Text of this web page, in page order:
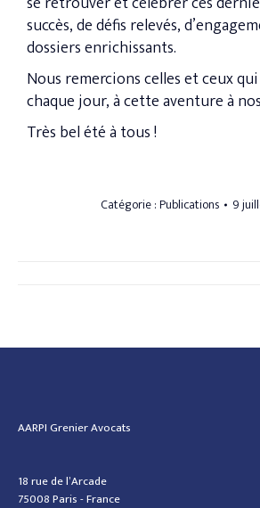
succès, de défis relevés,
dossiers enrichissants.
Nous remercions celles et ceux
chaque jour, à cette aventure à
Très bel été à tous !
Catégorie :Publications 9
AARPI Grenier Avocats
18 rue de l’Arcade
75008 Paris - France